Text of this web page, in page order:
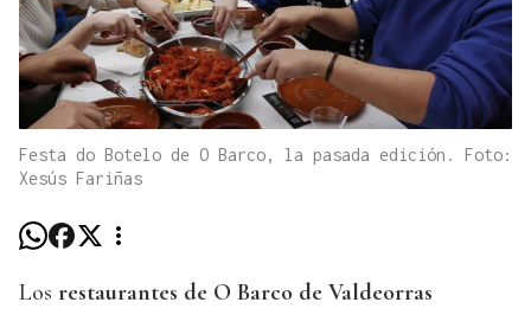
Festa do Botelo de O Barco, la pasada edición. Foto:
Xesús Fariñas
Los restaurantes de O Barco de Valdeorras